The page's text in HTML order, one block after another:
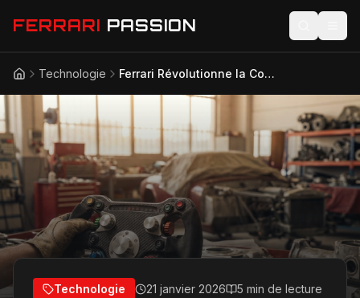
FERRARI PASSION
Actualités
Modèles
Compétition
Technologie
Lifestyle
AccueilTechnologie Ferrari Révolutionne la Conduite: Le Volant à Vecteur de Couple pour Devenir un Pilote d'Élite
Technologie 21 janvier 2026 5 min de lecture